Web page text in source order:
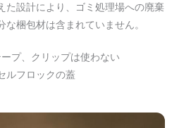
た設計により、ゴミ処理場への廃棄
梱包材は含まれていません。
プ、クリップは使わない
ルフロックの蓋